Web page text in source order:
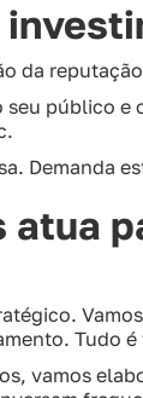
da
público
Demanda
atua
Tudo
vamos